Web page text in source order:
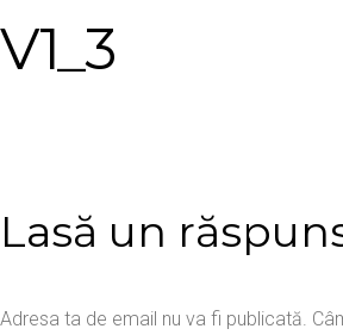
V1_3
Lasă un
Adresa ta de email nu va fi publicată.